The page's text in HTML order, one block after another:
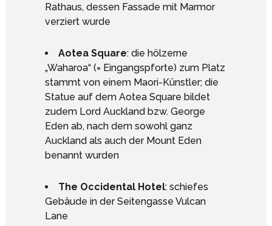
Rathaus, dessen Fassade mit Marmor
verziert wurde
Aotea Square: die hölzerne
„Waharoa“ (= Eingangspforte) zum Platz
stammt von einem Maori-Künstler; die
Statue auf dem Aotea Square bildet
zudem Lord Auckland bzw. George
Eden ab, nach dem sowohl ganz
Auckland als auch der Mount Eden
benannt wurden
The Occidental Hotel: schiefes
Gebäude in der Seitengasse Vulcan
Lane